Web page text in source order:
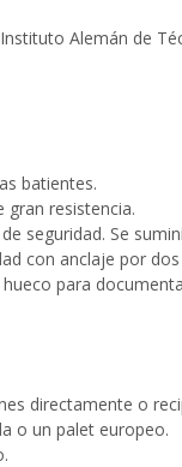
Alemán de
batientes.
gran resistencia.
seguridad. Se
con anclaje por
para
directamente o
o un palet europeo.